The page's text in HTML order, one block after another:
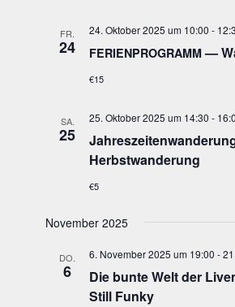
FR.
24 FERIENPROGRAMM—
24. Oktober 2025 um 10:00 -
€15
SA.
25
Herbstwanderung
25. Oktober 2025 um 14:30 -
€5
November 2025
DO.
6
Die bun­te Welt der
Still Funky
6. November 2025 um 19:00 -